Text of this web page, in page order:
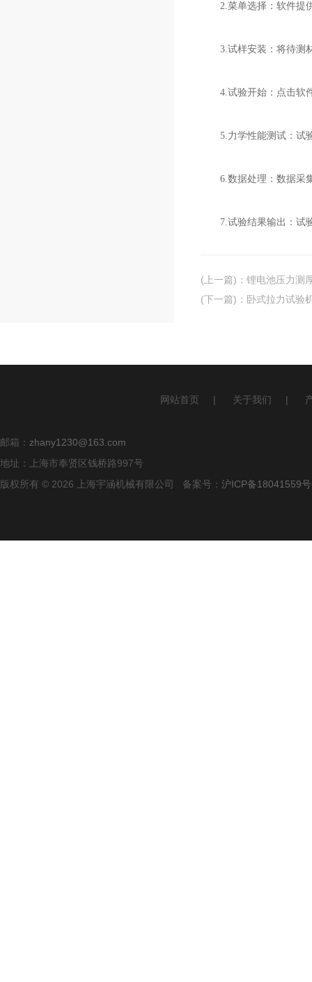
2.菜单选择：软件提供
3.试样安装：将待测材
4.试验开始：点击软件
5.力学性能测试：试验
6.数据处理：数据采集
7.试验结果输出：试验
(上一篇) ： 锂电池压力测
(下一篇) ： 卧式拉力试验
网站首页 | 关于我们 |
邮箱： zhany1230@163.com
地址：上海市奉贤区钱桥路997号
版权所有 © 2026 上海宇涵机械有限公司 备案号： 沪ICP备18041559